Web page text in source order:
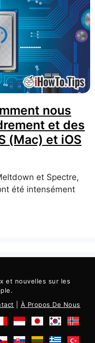
nous
et des
(Mac) et iOS
et Spectre,
été intensément
et nouvelles sur les
À Propos De Nous